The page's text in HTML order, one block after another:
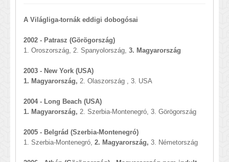
A Világliga-tornák eddigi dobogósai
2002 - Patrasz (Görögország)
1. Oroszország, 2. Spanyolország, 3. Magyarország
2003 - New York (USA)
1. Magyarország, 2. Olaszország , 3. USA
2004 - Long Beach (USA)
1. Magyarország, 2. Szerbia-Montenegró, 3. Görögország
2005 - Belgrád (Szerbia-Montenegró)
1. Szerbia-Montenegró, 2. Magyarország, 3. Németország